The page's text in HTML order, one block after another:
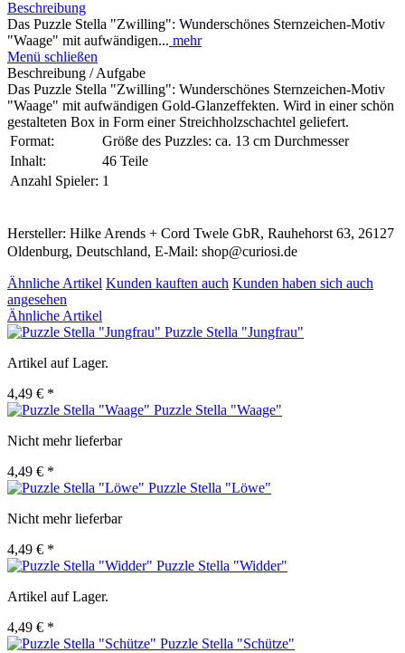
Beschreibung
Das Puzzle Stella "Zwilling": Wunderschönes Sternzeichen-Motiv
"Waage" mit aufwändigen... mehr
Menü schließen
Beschreibung / Aufgabe
Das Puzzle Stella "Zwilling": Wunderschönes Sternzeichen-Motiv
"Waage" mit aufwändigen Gold-Glanzeffekten. Wird in einer schön
gestalteten Box in Form einer Streichholzschachtel geliefert.
Format:
Größe des Puzzles: ca. 13 cm Durchmesser
Inhalt:
46 Teile
Anzahl Spieler: 1
Hersteller: Hilke Arends + Cord Twele GbR, Rauhehorst 63, 26127
Oldenburg, Deutschland, E-Mail: shop@curiosi.de
Ähnliche Artikel Kunden kauften auch Kunden haben sich auch
angesehen
Ähnliche Artikel
Puzzle Stella "Jungfrau"
Artikel auf Lager.
4,49 € *
Puzzle Stella "Waage"
Nicht mehr lieferbar
4,49 € *
Puzzle Stella "Löwe"
Nicht mehr lieferbar
4,49 € *
Puzzle Stella "Widder"
Artikel auf Lager.
4,49 € *
Puzzle Stella "Schütze"